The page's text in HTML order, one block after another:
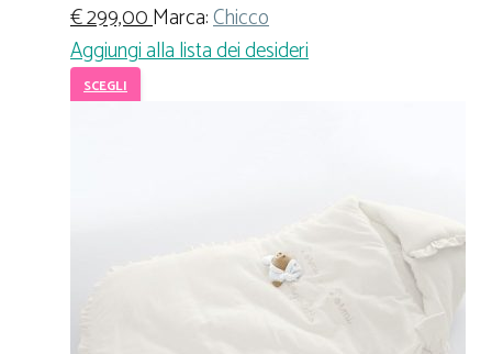
€299,00Marca:Chicco
Aggiungi alla lista dei desideri
SCEGLI